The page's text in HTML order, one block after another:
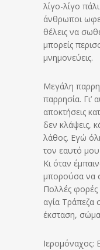
λίγο-λίγο
άνθρωποι
θέλεις να
μπορείς
μνημονεύεις.
Μεγάλη
παρρησία. Γι’
αποκτήσεις
δεν κλάψεις,
λάθος. Εγώ
τον εαυτό μου
Κι όταν
μπορούσα να
Πολλές φορές
αγία
έκσταση,
Ιερομόναχος: